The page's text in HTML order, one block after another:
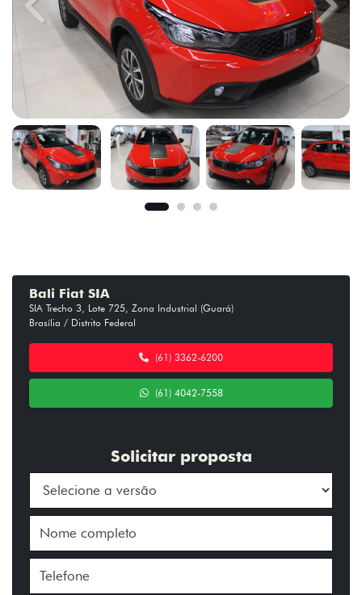
Previous Next
Bali Fiat SIA
SIA Trecho 3, Lote 725, Zona Industrial (Guará)
Brasília / Distrito Federal
(61) 3362-6200
(61) 4042-7558
Solicitar proposta